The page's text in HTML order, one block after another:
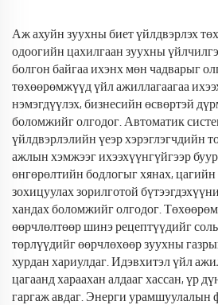
Аж ахуйн зуухны биет үйлдвэрлэх
одоогийн цахилгаан зуухны
болгон байгаа ихэнх мөн чадварыг
төхөөрөмжүүд үйл ажиллагаагаа
нэмэгдүүлэх, бизнесийн өсвөртэй
боломжийг олгодог. Автоматик
үйлдвэрлэлийн үеэр хэрэглэгчдийн
ажлын хэмжээг ихээхүүнгүйгээр
өнгөрөлтийн бодлогыг хянах, цагийн
зохицуулах зорилготой
хандах боломжийг олгодог.
өөрчлөлтөөр шинэ рецептүүдийг
төрлүүдийг өөрчлөхөөр зуухны
хурдан хариулдаг. Идэвхитэл үйл
цагаанд хараахан алдааг хассан, үр
гаргаж авдаг. Энерги урамшуулалын